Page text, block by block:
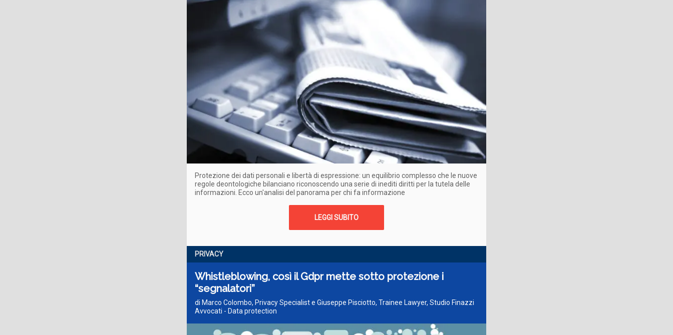
Protezione dei dati personali e libertà di espressione: un equilibrio complesso che le nuove
regole deontologiche bilanciano riconoscendo una serie di inediti diritti per la tutela delle
informazioni. Ecco un'analisi del panorama per chi fa informazione
LEGGI SUBITO
PRIVACY
Whistleblowing, così il Gdpr mette sotto protezione i
“segnalatori”
di Marco Colombo, Privacy Specialist e Giuseppe Pisciotto, Trainee Lawyer, Studio Finazzi
Avvocati - Data protection